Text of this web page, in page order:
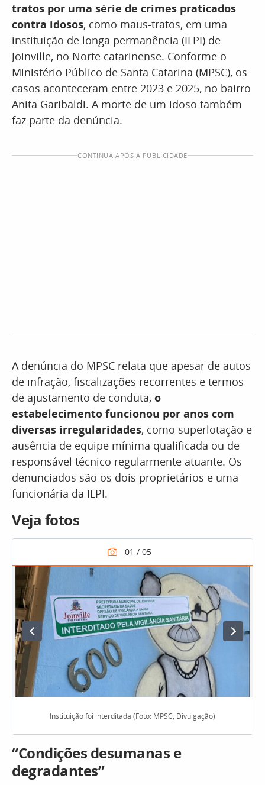
tratos por uma série de crimes praticados
contra idosos, como maus-tratos, em uma
instituição de longa permanência (ILPI) de
Joinville, no Norte catarinense. Conforme o
Ministério Público de Santa Catarina (MPSC), os
casos aconteceram entre 2023 e 2025, no bairro
Anita Garibaldi. A morte de um idoso também
faz parte da denúncia.
CONTINUA APÓS A PUBLICIDADE
A denúncia do MPSC relata que apesar de autos
de infração, fiscalizações recorrentes e termos
de ajustamento de conduta, o
estabelecimento funcionou por anos com
diversas irregularidades, como superlotação e
ausência de equipe mínima qualificada ou de
responsável técnico regularmente atuante. Os
denunciados são os dois proprietários e uma
funcionária da ILPI.
Veja fotos
Instituição foi interditada (Foto: MPSC, Divulgação)
“Condições desumanas e
degradantes”